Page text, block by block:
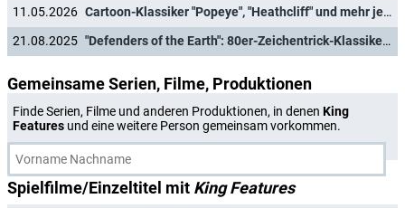
11.05.2026
Cartoon-Klassiker "Popeye", "Heathcliff" und mehr jetzt gratis zu streamen
21.08.2025
"Defenders of the Earth": 80er-Zeichentrick-Klassiker kostenlos zum Streamen verfügbar
Gemeinsame Serien, Filme, Produktionen
Finde Serien, Filme und anderen Produktionen, in denen King
Features und eine weitere Person gemeinsam vorkommen.
Spielfilme/Einzeltitel mit King Features